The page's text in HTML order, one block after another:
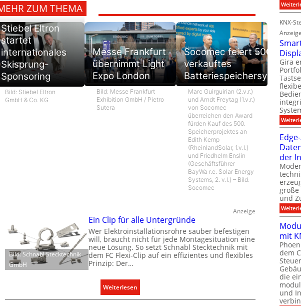
ZUM THEMA
Stiebel Eltron
startet
internationales
Skisprung-
Sponsoring
Bild: Stiebel Eltron
GmbH & Co. KG
Messe Frankfurt
übernimmt Light
Expo London
Bild: Messe Frankfurt
Exhibition GmbH / Pietro
Sutera
Socomec feiert 500.
verkauftes
Batteriespeichersystem
Marc Guirguirian (2.v.r.)
und Arndt Freytag (1.v.r.)
von Socomec
überreichen den Award
fürden Kauf des 500.
Speicherprojektes an
Edith Kemp
(RheinlandSolar, 1.v.l.)
und Friedhelm Enslin
(Geschäftsführer
BayWa r.e. Solar Energy
Systems, 2. v.l.) – Bild:
Socomec
Anzeige
Bild: Schnabl Stecktechnik
GmbH
Ein Clip für alle Untergründe
Wer Elektroinstallationsrohre sauber befestigen
will, braucht nicht für jede Montagesituation eine
neue Lösung. So setzt Schnabl Stecktechnik mit
dem FC Flexi-Clip auf ein effizientes und flexibles
Prinzip: Der…
Weiterlesen:
E
KNX-
Anzeige
Gira
der
große
und
mit
dem
die
und